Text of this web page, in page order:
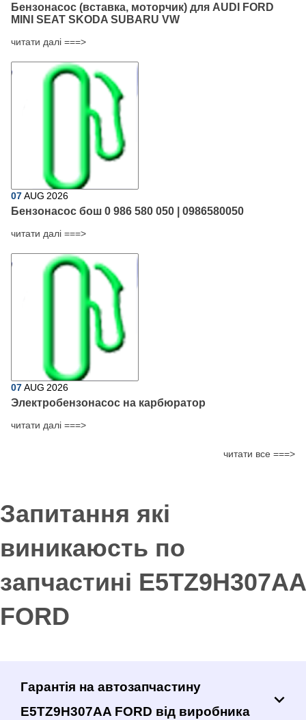
Бензонасос (вставка, моторчик) для AUDI FORD
MINI SEAT SKODA SUBARU VW
читати далі ===>
07AUG 2026
Бензонасос бош 0 986 580 050 | 0986580050
читати далі ===>
07AUG 2026
Электробензонасос на карбюратор
читати далі ===>
читати все ===>
Запитання які
виникаюсть по
запчастині E5TZ9H307AA
FORD
Гарантія на автозапчастину
E5TZ9H307AA FORD від виробника